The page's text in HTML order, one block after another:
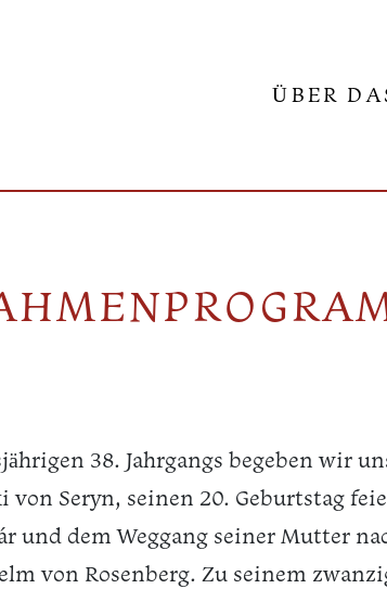
ÜBER
38. Jahrgangs begeben wir
Seryn, seinen 20. Geburtstag
und dem Weggang seiner Mutter
von Rosenberg. Zu seinem